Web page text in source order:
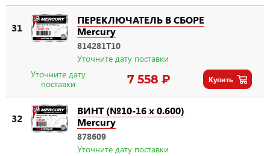
31
ПЕРЕКЛЮЧАТЕЛЬ В СБОРЕ
Mercury
814281T10
Уточните дату поставки
Уточните дату
поставки
7 558 ₽ Купить
32
ВИНТ (№10-16 x 0.600)
Mercury
878609
Уточните дату поставки